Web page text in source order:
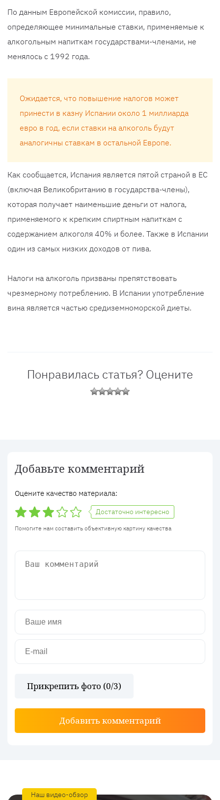
По данным Европейской комиссии, правило,
определяющее минимальные ставки, применяемые к
алкогольным напиткам государствами-членами, не
менялось с 1992 года.
Ожидается, что повышение налогов может
принести в казну Испании около 1 миллиарда
евро в год, если ставки на алкоголь будут
аналогичны ставкам в остальной Европе.
Как сообщается, Испания является пятой страной в ЕС
(включая Великобританию в государства-члены),
которая получает наименьшие деньги от налога,
применяемого к крепким спиртным напиткам с
содержанием алкоголя 40% и более. Также в Испании
один из самых низких доходов от пива.
Налоги на алкоголь призваны препятствовать
чрезмерному потреблению. В Испании употребление
вина является частью средиземноморской диеты.
Понравилась статья? Оцените
Добавьте комментарий
Оцените качество материала:
Достаточно интересно
Помогите нам составить объективную картину качества
Прикрепить фото (0/3)
Добавить комментарий
Наш видео-обзор